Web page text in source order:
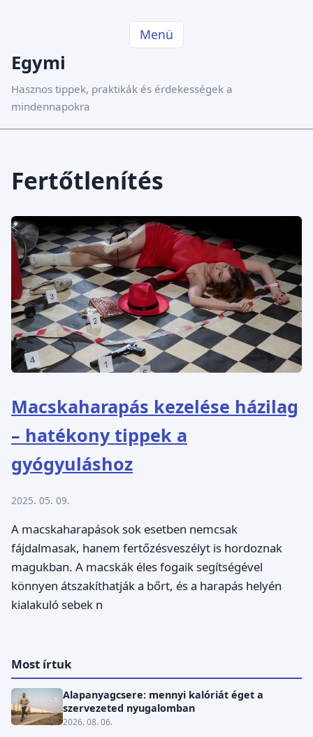
Menü
Egymi
Hasznos tippek, praktikák és érdekességek a
mindennapokra
Fertőtlenítés
Macskaharapás kezelése házilag
– hatékony tippek a
gyógyuláshoz
2025. 05. 09.
A macskaharapások sok esetben nemcsak
fájdalmasak, hanem fertőzésveszélyt is hordoznak
magukban. A macskák éles fogaik segítségével
könnyen átszakíthatják a bőrt, és a harapás helyén
kialakuló sebek n
Most írtuk
Alapanyagcsere: mennyi kalóriát éget a
szervezeted nyugalomban
2026. 08. 06.